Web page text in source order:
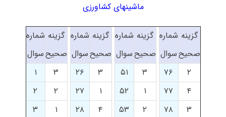
ماشینهای کشاورزی
گزینه
صحیح
شماره
سوال
گزینه
صحیح
شماره
سوال
گزینه
صحیح
شماره
سوال
گزینه
صحیح
شماره
سوال
۲
۷۶ ۳ ۵۱ ۳ ۲۶ ۳
۱
۴
۷۷ ۱ ۵۲ ۱ ۲۷ ۲
۲
۳
۷۸ ۲ ۵۳ ۴ ۲۸ ۱
۳